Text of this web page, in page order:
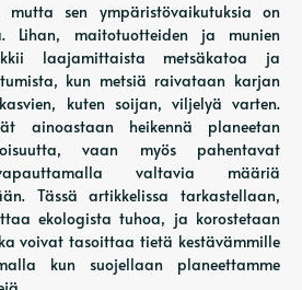
mutta sen ympäristövaikutuksia on
Lihan, maitotuotteiden ja munien
laajamittaista metsäkatoa ja
kun metsiä raivataan karjan
kuten soijan, viljelyä varten.
ainoastaan ​​heikennä planeetan
vaan myös pahentavat
valtavia määriä
Tässä artikkelissa tarkastellaan,
ekologista tuhoa, ja korostetaan
voivat tasoittaa tietä kestävämmille
kun suojellaan planeettamme